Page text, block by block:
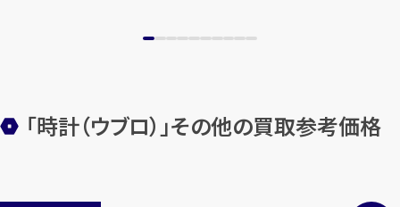
「時計（ウブロ）」その他の買取参考価格